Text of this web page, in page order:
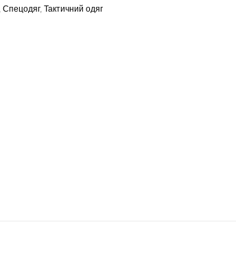
Спецодяг, Тактичний одяг